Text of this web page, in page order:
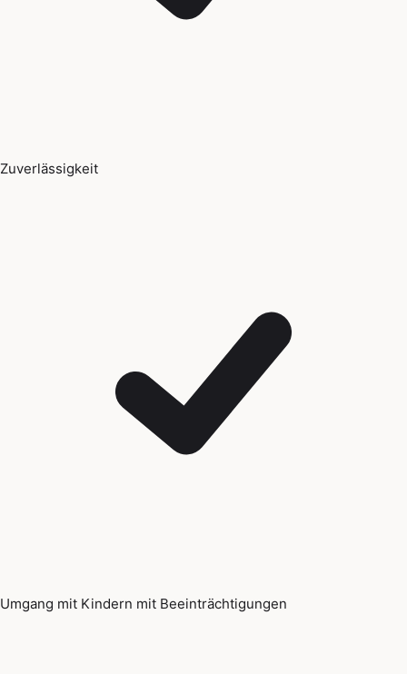
Zuverlässigkeit
Umgang mit Kindern mit Beeinträchtigungen